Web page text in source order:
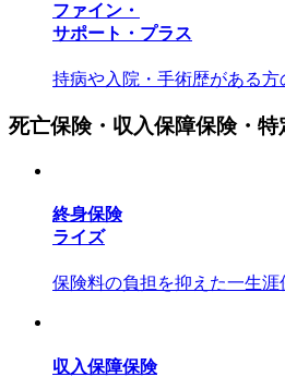
ファイン・
サポート・プラス
持病や入院・手術歴がある
死亡保険・収入保障保険・
終身保険
ライズ
保険料の負担を抑えた一生涯
収入保障保険